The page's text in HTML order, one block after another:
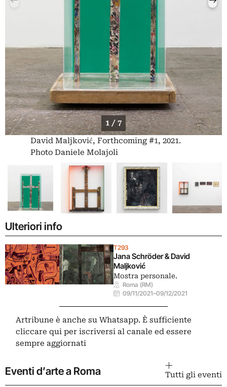
1 / 7
David Maljković, Forthcoming #1, 2021.
Photo Daniele Molajoli
Ulteriori info
T293
Jana Schröder & David
Maljković
Mostra personale.
Roma (RM)
09/11/2021–09/12/2021
Artribune è anche su Whatsapp. È sufficiente
cliccare qui per iscriversi al canale ed essere
sempre aggiornati
Eventi d’arte a Roma Tutti gli eventi